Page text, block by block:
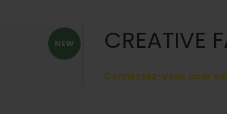
NEW CREATIVE
Connectez-vous pour